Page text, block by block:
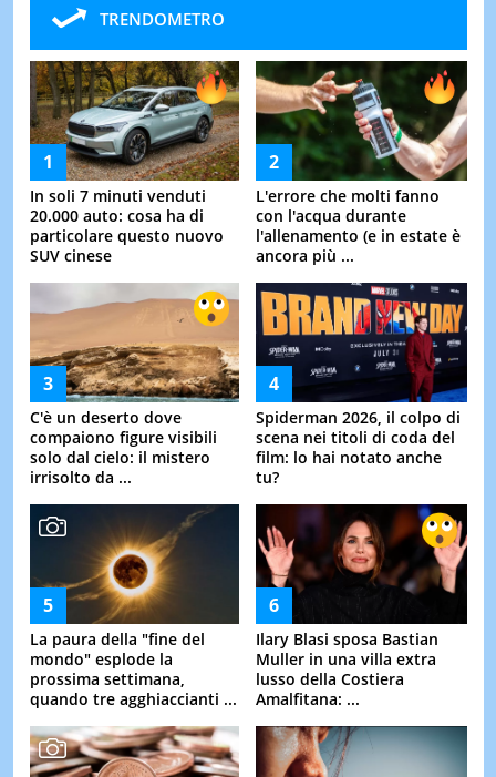
TRENDOMETRO
In soli 7 minuti venduti
20.000 auto: cosa ha di
particolare questo nuovo
SUV cinese
L'errore che molti fanno
con l'acqua durante
l'allenamento (e in estate è
ancora più ...
C'è un deserto dove
compaiono figure visibili
solo dal cielo: il mistero
irrisolto da ...
Spiderman 2026, il colpo di
scena nei titoli di coda del
film: lo hai notato anche
tu?
La paura della "fine del
mondo" esplode la
prossima settimana,
quando tre agghiaccianti ...
Ilary Blasi sposa Bastian
Muller in una villa extra
lusso della Costiera
Amalfitana: ...